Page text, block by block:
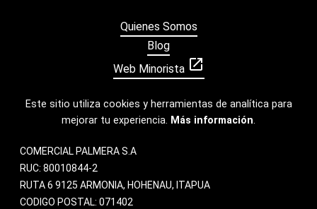
Quienes Somos
Blog
Web Minorista open_in_new
Este sitio utiliza cookies y herramientas de analítica para
mejorar tu experiencia. Más información.
COMERCIAL PALMERA S.A
RUC: 80010844-2
RUTA 6 9125 ARMONIA, HOHENAU, ITAPUA
CODIGO POSTAL: 071402